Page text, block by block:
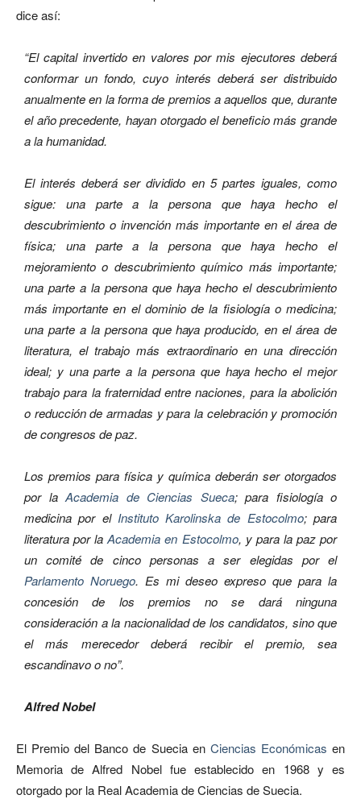
dice así:
“El capital invertido en valores por mis ejecutores deberá
conformar un fondo, cuyo interés deberá ser distribuido
anualmente en la forma de premios a aquellos que, durante
el año precedente, hayan otorgado el beneficio más grande
a la humanidad.
El interés deberá ser dividido en 5 partes iguales, como
sigue: una parte a la persona que haya hecho el
descubrimiento o invención más importante en el área de
física; una parte a la persona que haya hecho el
mejoramiento o descubrimiento químico más importante;
una parte a la persona que haya hecho el descubrimiento
más importante en el dominio de la fisiología o medicina;
una parte a la persona que haya producido, en el área de
literatura, el trabajo más extraordinario en una dirección
ideal; y una parte a la persona que haya hecho el mejor
trabajo para la fraternidad entre naciones, para la abolición
o reducción de armadas y para la celebración y promoción
de congresos de paz.
Los premios para física y química deberán ser otorgados
por laAcademia de Ciencias Sueca; para fisiología o
medicina por el Instituto Karolinska de Estocolmo; para
literatura por laAcademia en Estocolmo, y para la paz por
un comité de cinco personas a ser elegidas por el
Parlamento Noruego. Es mi deseo expreso que para la
concesión de los premios no se dará ninguna
consideración a la nacionalidad de los candidatos, sino que
el más merecedor deberá recibir el premio, sea
escandinavo o no”.
Alfred Nobel
El Premio del Banco de Suecia en Ciencias Económicas en
Memoria de Alfred Nobel fue establecido en 1968 y es
otorgado por la Real Academia de Ciencias de Suecia.